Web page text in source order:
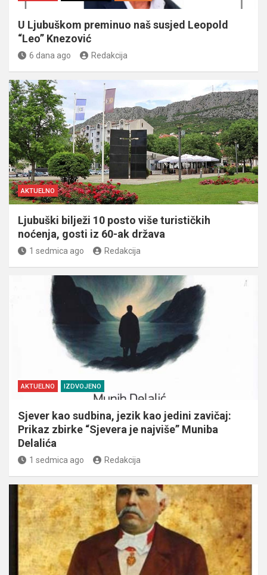
U Ljubuškom preminuo naš susjed Leopold
“Leo” Knezović
6 dana ago Redakcija
AKTUELNO
Ljubuški bilježi 10 posto više turističkih
noćenja, gosti iz 60-ak država
1 sedmica ago Redakcija
AKTUELNO IZDVOJENO
Sjever kao sudbina, jezik kao jedini zavičaj:
Prikaz zbirke “Sjevera je najviše” Muniba
Delalića
1 sedmica ago Redakcija